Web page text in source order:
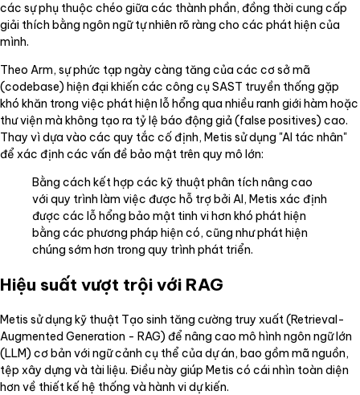
các sự phụ thuộc chéo giữa các thành phần, đồng thời cung cấp
giải thích bằng ngôn ngữ tự nhiên rõ ràng cho các phát hiện của
mình.
Theo Arm, sự phức tạp ngày càng tăng của các cơ sở mã
(codebase) hiện đại khiến các công cụ SAST truyền thống gặp
khó khăn trong việc phát hiện lỗ hổng qua nhiều ranh giới hàm hoặc
thư viện mà không tạo ra tỷ lệ báo động giả (false positives) cao.
Thay vì dựa vào các quy tắc cố định, Metis sử dụng "AI tác nhân"
để xác định các vấn đề bảo mật trên quy mô lớn:
Bằng cách kết hợp các kỹ thuật phân tích nâng cao
với quy trình làm việc được hỗ trợ bởi AI, Metis xác định
được các lỗ hổng bảo mật tinh vi hơn khó phát hiện
bằng các phương pháp hiện có, cũng như phát hiện
chúng sớm hơn trong quy trình phát triển.
Hiệu suất vượt trội với RAG
Metis sử dụng kỹ thuật Tạo sinh tăng cường truy xuất (Retrieval-
Augmented Generation - RAG) để nâng cao mô hình ngôn ngữ lớn
(LLM) cơ bản với ngữ cảnh cụ thể của dự án, bao gồm mã nguồn,
tệp xây dựng và tài liệu. Điều này giúp Metis có cái nhìn toàn diện
hơn về thiết kế hệ thống và hành vi dự kiến.